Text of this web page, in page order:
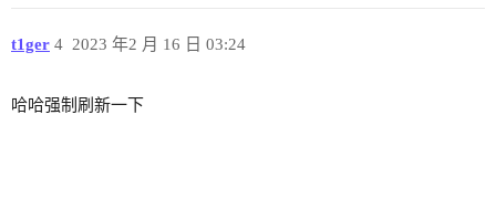
t1ger 2023 年2 月 16 日 03:24
4
哈哈强制刷新一下